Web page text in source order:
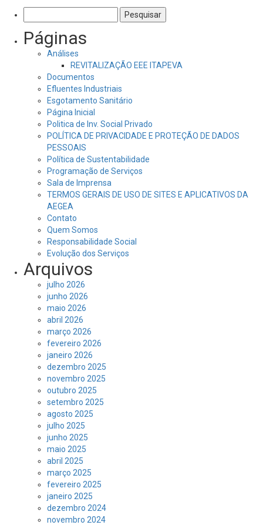
por:
Páginas
Análises
REVITALIZAÇÃO EEE ITAPEVA
Documentos
Efluentes Industriais
Esgotamento Sanitário
Página Inicial
Politica de Inv. Social Privado
POLÍTICA DE PRIVACIDADE E PROTEÇÃO DE DADOS
PESSOAIS
Política de Sustentabilidade
Programação de Serviços
Sala de Imprensa
TERMOS GERAIS DE USO DE SITES E APLICATIVOS DA
AEGEA
Contato
Quem Somos
Responsabilidade Social
Evolução dos Serviços
Arquivos
julho 2026
junho 2026
maio 2026
abril 2026
março 2026
fevereiro 2026
janeiro 2026
dezembro 2025
novembro 2025
outubro 2025
setembro 2025
agosto 2025
julho 2025
junho 2025
maio 2025
abril 2025
março 2025
fevereiro 2025
janeiro 2025
dezembro 2024
novembro 2024